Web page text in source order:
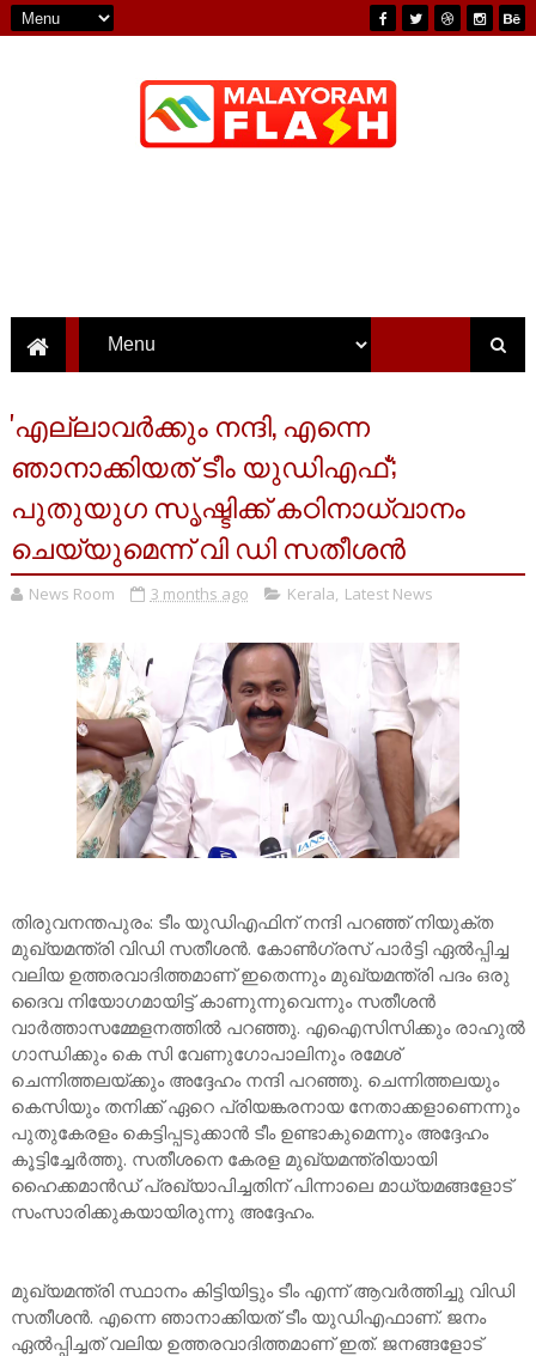
'എല്ലാവർക്കും നന്ദി, എന്നെ
ഞാനാക്കിയത് ടീം യുഡിഎഫ്';
പുതുയുഗ സൃഷ്ടിക്ക് കഠിനാധ്വാനം
ചെയ്യുമെന്ന് വി ഡി സതീശന്‍
News Room 3 months ago Kerala, Latest News
തിരുവനന്തപുരം: ടീം യുഡിഎഫിന് നന്ദി പറഞ്ഞ് നിയുക്ത
മുഖ്യമന്ത്രി വിഡി സതീശൻ. കോൺഗ്രസ് പാര്‍ട്ടി ഏൽപ്പിച്ച
വലിയ ഉത്തരവാദിത്തമാണ് ഇതെന്നും മുഖ്യമന്ത്രി പദം ഒരു
ദൈവ നിയോഗമായിട്ട് കാണുന്നുവെന്നും സതീശന്‍
വാര്‍ത്താസമ്മേളനത്തില്‍ പറഞ്ഞു. എഐസിസിക്കും രാഹുല്‍
ഗാന്ധിക്കും കെ സി വേണുഗോപാലിനും രമേശ്
ചെന്നിത്തലയ്ക്കും അദ്ദേഹം നന്ദി പറഞ്ഞു. ചെന്നിത്തലയും
കെസിയും തനിക്ക് ഏറെ പ്രിയങ്കരനായ നേതാക്കളാണെന്നും
പുതുകേരളം കെട്ടിപ്പടുക്കാന്‍ ടീം ഉണ്ടാകുമെന്നും അദ്ദേഹം
കൂട്ടിച്ചേര്‍ത്തു. സതീശനെ കേരള മുഖ്യമന്ത്രിയായി
ഹൈക്കമാന്‍ഡ് പ്രഖ്യാപിച്ചതിന് പിന്നാലെ മാധ്യമങ്ങളോട്
സംസാരിക്കുകയായിരുന്നു അദ്ദേഹം.
മുഖ്യമന്ത്രി സ്ഥാനം കിട്ടിയിട്ടും ടീം എന്ന് ആവർത്തിച്ചു വിഡി
സതീശൻ. എന്നെ ഞാനാക്കിയത് ടീം യുഡിഎഫാണ്. ജനം
ഏൽപ്പിച്ചത് വലിയ ഉത്തരവാദിത്തമാണ് ഇത്. ജനങ്ങളോട്